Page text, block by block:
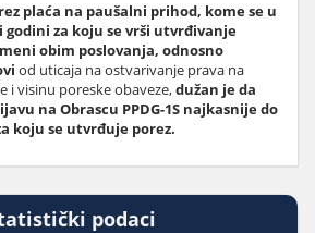
plaća na paušalni prihod, kome se u
za koju se vrši utvrđivanje
obim poslovanja, odnosno
od uticaja na ostvarivanje prava na
i visinu poreske obaveze,dužan je da
na Obrascu PPDG-1S najkasnije do
koju se utvrđuje porez.
podaci